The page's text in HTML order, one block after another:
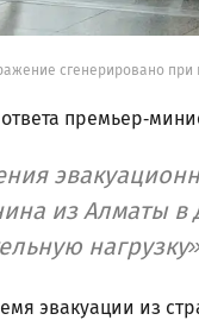
сгенерировано при
премьер-
из Алматы
эвакуации из